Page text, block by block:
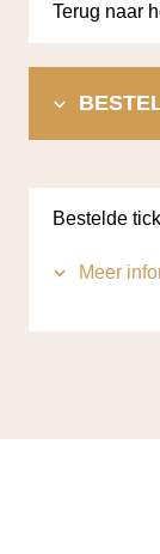
Terug naar
Bestelde
Meer